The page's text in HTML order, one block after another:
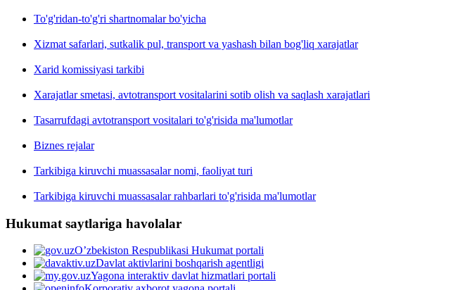
To'g'ridan-to'g'ri shartnomalar bo'yicha
Xizmat safarlari, sutkalik pul, transport va yashash bilan bog'liq xarajatlar
Xarid komissiyasi tarkibi
Xarajatlar smetasi, avtotransport vositalarini sotib olish va saqlash xarajatlari
Tasarrufdagi avtotransport vositalari to'g'risida ma'lumotlar
Biznes rejalar
Tarkibiga kiruvchi muassasalar nomi, faoliyat turi
Tarkibiga kiruvchi muassasalar rahbarlari to'g'risida ma'lumotlar
Hukumat saytlariga havolalar
O’zbekiston Respublikasi Hukumat portali
Davlat aktivlarini boshqarish agentligi
Yagona interaktiv davlat hizmatlari portali